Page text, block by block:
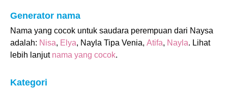
Generator nama
Nama yang cocok untuk saudara perempuan dari Naysa
adalah: Nisa, Elya, Nayla Tipa Venia, Atifa, Nayla. Lihat
lebih lanjut nama yang cocok.
Kategori